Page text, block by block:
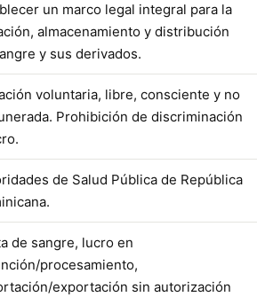
un marco legal integral para la
almacenamiento y distribución
y sus derivados.
voluntaria, libre, consciente y no
Prohibición de discriminación
de Salud Pública de República
de sangre, lucro en
procesamiento,
exportación sin autorización